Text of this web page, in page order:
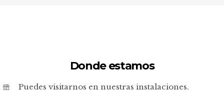
Donde estamos
Puedes visitarnos en nuestras instalaciones.